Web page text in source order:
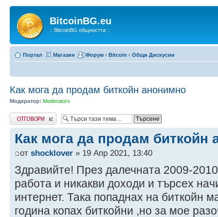
BitcoinBG.eu
:: BitcoinBG общността ::
Портал Магазин Форум ‹ Bitcoin ‹ Общи Дискусии
Как мога да продам биткойн анонимно
Модератор: Moderators
Напиши коментар
Как мога да продам биткойн
от shocklover » 19 Апр 2021, 13:40
Здравийте! През далечната 2009-
работа и никакви доходи и търсех
интернет. Така попаднах на биткойн
година копах биткойни ,но за мое